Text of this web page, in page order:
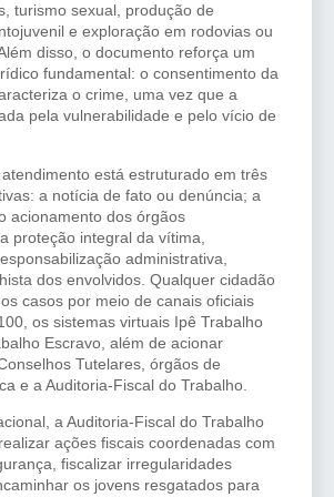
turismo sexual, produção de
e exploração em rodovias ou
disso, o documento reforça um
fundamental: o consentimento da
o crime, uma vez que a
pela vulnerabilidade e pelo vício de
está estruturado em três
a notícia de fato ou denúncia; a
acionamento dos órgãos
proteção integral da vítima,
administrativa,
dos envolvidos. Qualquer cidadão
casos por meio de canais oficiais
os sistemas virtuais Ipê Trabalho
Escravo, além de acionar
Tutelares, órgãos de
e a Auditoria-Fiscal do Trabalho.
a Auditoria-Fiscal do Trabalho
ações fiscais coordenadas com
fiscalizar irregularidades
os jovens resgatados para